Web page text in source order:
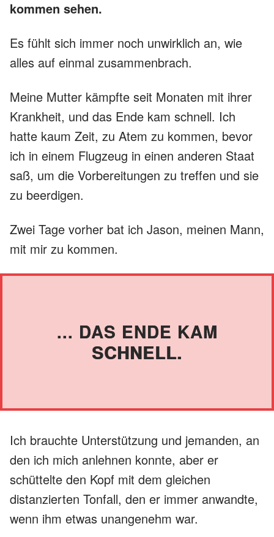
kommen sehen.
Es fühlt sich immer noch unwirklich an, wie
alles auf einmal zusammenbrach.
Meine Mutter kämpfte seit Monaten mit ihrer
Krankheit, und das Ende kam schnell. Ich
hatte kaum Zeit, zu Atem zu kommen, bevor
ich in einem Flugzeug in einen anderen Staat
saß, um die Vorbereitungen zu treffen und sie
zu beerdigen.
Zwei Tage vorher bat ich Jason, meinen Mann,
mit mir zu kommen.
... DAS ENDE KAM
SCHNELL.
Ich brauchte Unterstützung und jemanden, an
den ich mich anlehnen konnte, aber er
schüttelte den Kopf mit dem gleichen
distanzierten Tonfall, den er immer anwandte,
wenn ihm etwas unangenehm war.